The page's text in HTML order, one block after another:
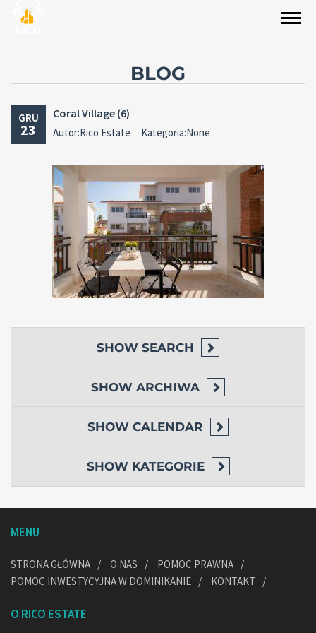
BLOG
GRU
23
Coral Village (6)
Autor:Rico Estate Kategoria:None
SHOW SEARCH
SHOW ARCHIWA
SHOW CALENDAR
SHOW KATEGORIE
MENU
STRONA GŁÓWNA O NAS
POMOC PRAWNA
POMOC INWESTYCYJNA W DOMINIKANIE
KONTAKT
O RICO ESTATE